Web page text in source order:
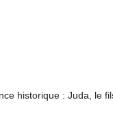
historique : Juda, le